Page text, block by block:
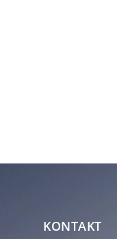
dayGridMonth
KONTAKT